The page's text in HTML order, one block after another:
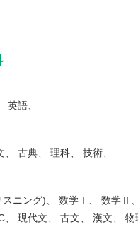
英語、
古典、 理科、 技術、
スニング)、 数学Ⅰ、 数学Ⅱ
現代文、 古文、 漢文、 物